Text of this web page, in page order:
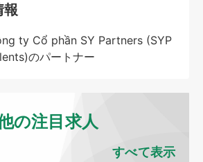
報
ty Cổ phần SY Partners (SYP
のパートナー
の注目求人
すべて表示